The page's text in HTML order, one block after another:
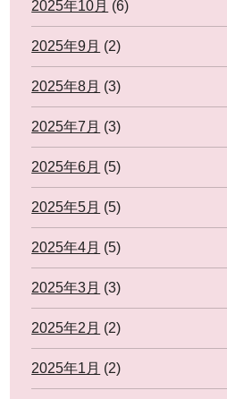
2025年10月 (6)
2025年9月 (2)
2025年8月 (3)
2025年7月 (3)
2025年6月 (5)
2025年5月 (5)
2025年4月 (5)
2025年3月 (3)
2025年2月 (2)
2025年1月 (2)